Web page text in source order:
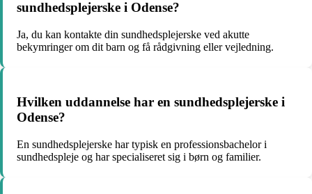
sundhedsplejerske i Odense?
Ja, du kan kontakte din sundhedsplejerske ved akutte
bekymringer om dit barn og få rådgivning eller vejledning.
Hvilken uddannelse har en sundhedsplejerske i
Odense?
En sundhedsplejerske har typisk en professionsbachelor i
sundhedspleje og har specialiseret sig i børn og familier.